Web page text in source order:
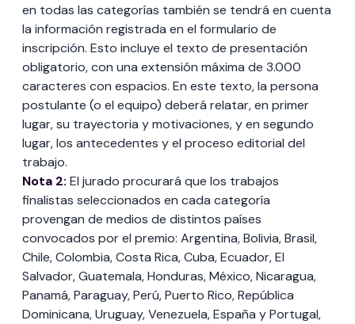
en todas las categorías también se tendrá en cuenta
la información registrada en el formulario de
inscripción. Esto incluye el texto de presentación
obligatorio, con una extensión máxima de 3.000
caracteres con espacios. En este texto, la persona
postulante (o el equipo) deberá relatar, en primer
lugar, su trayectoria y motivaciones, y en segundo
lugar, los antecedentes y el proceso editorial del
trabajo.
Nota 2: El jurado procurará que los trabajos
finalistas seleccionados en cada categoría
provengan de medios de distintos países
convocados por el premio: Argentina, Bolivia, Brasil,
Chile, Colombia, Costa Rica, Cuba, Ecuador, El
Salvador, Guatemala, Honduras, México, Nicaragua,
Panamá, Paraguay, Perú, Puerto Rico, República
Dominicana, Uruguay, Venezuela, España y Portugal,